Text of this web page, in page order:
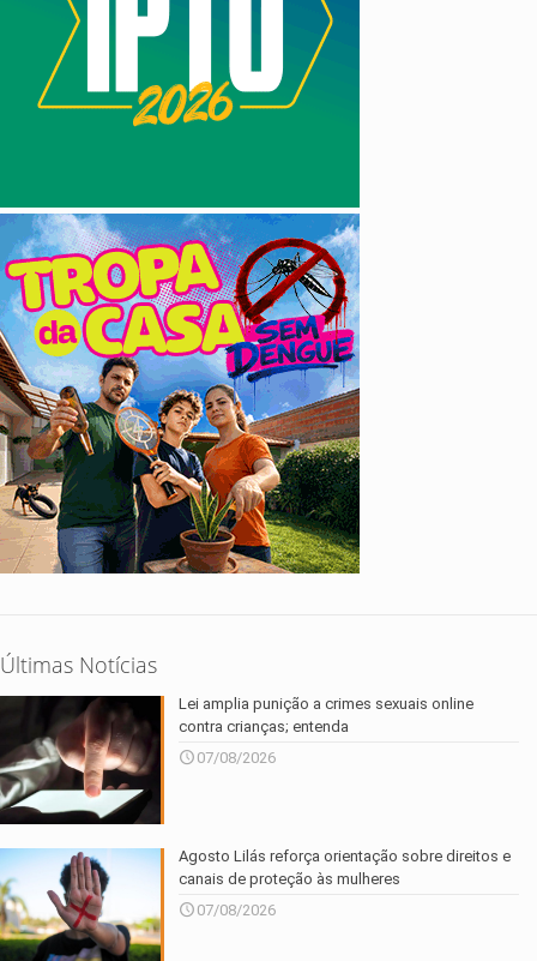
Últimas Notícias
Lei amplia punição a crimes sexuais online
contra crianças; entenda
07/08/2026
Agosto Lilás reforça orientação sobre direitos e
canais de proteção às mulheres
07/08/2026